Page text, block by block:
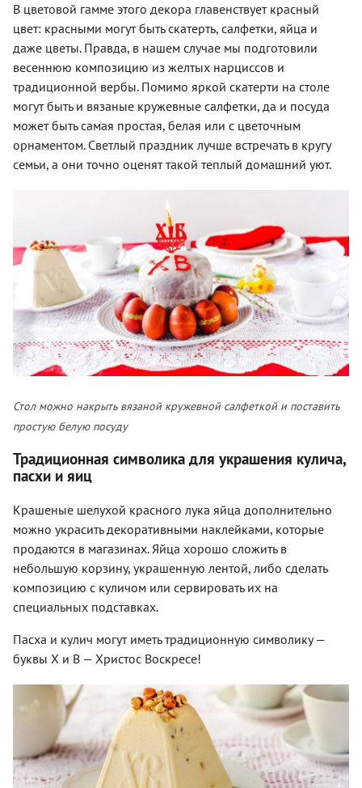
В цветовой гамме этого декора главенствует красный
цвет: красными могут быть скатерть, салфетки, яйца и
даже цветы. Правда, в нашем случае мы подготовили
весеннюю композицию из желтых нарциссов и
традиционной вербы. Помимо яркой скатерти на столе
могут быть и вязаные кружевные салфетки, да и посуда
может быть самая простая, белая или с цветочным
орнаментом. Светлый праздник лучше встречать в кругу
семьи, а они точно оценят такой теплый домашний уют.
Стол можно накрыть вязаной кружевной салфеткой и поставить
простую белую посуду
Традиционная символика для украшения кулича,
пасхи и яиц
Крашеные шелухой красного лука яйца дополнительно
можно украсить декоративными наклейками, которые
продаются в магазинах. Яйца хорошо сложить в
небольшую корзину, украшенную лентой, либо сделать
композицию с куличом или сервировать их на
специальных подставках.
Пасха и кулич могут иметь традиционную символику —
буквы Х и В — Христос Воскресе!